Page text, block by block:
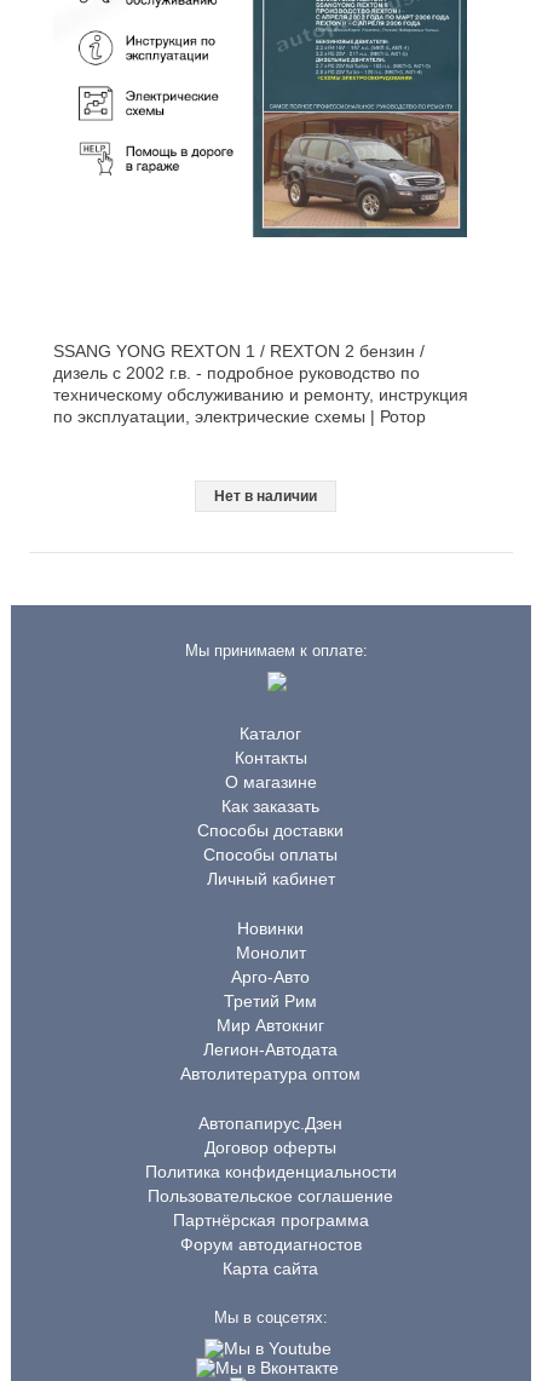
SSANG YONG REXTON 1 / REXTON 2 бензин /
дизель с 2002 г.в. - подробное руководство по
техническому обслуживанию и ремонту, инструкция
по эксплуатации, электрические схемы | Ротор
Нет в наличии
Мы принимаем к оплате:
Каталог
Контакты
О магазине
Как заказать
Способы доставки
Способы оплаты
Личный кабинет
Новинки
Монолит
Арго-Авто
Третий Рим
Мир Автокниг
Легион-Автодата
Автолитература оптом
Автопапирус.Дзен
Договор оферты
Политика конфиденциальности
Пользовательское соглашение
Партнёрская программа
Форум автодиагностов
Карта сайта
Мы в соцсетях: